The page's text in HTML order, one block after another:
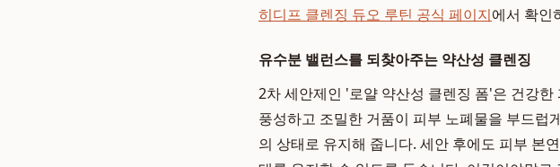
히디프 클렌징 듀오 루틴 공식 페이지에서 확인
유수분 밸런스를 되찾아주는 약산성 클렌징
2차 세안제인 '로얄 약산성 클렌징 폼'은 건강
풍성하고 조밀한 거품이 피부 노폐물을 부드럽
의 상태로 유지해 줍니다. 세안 후에도 피부 본